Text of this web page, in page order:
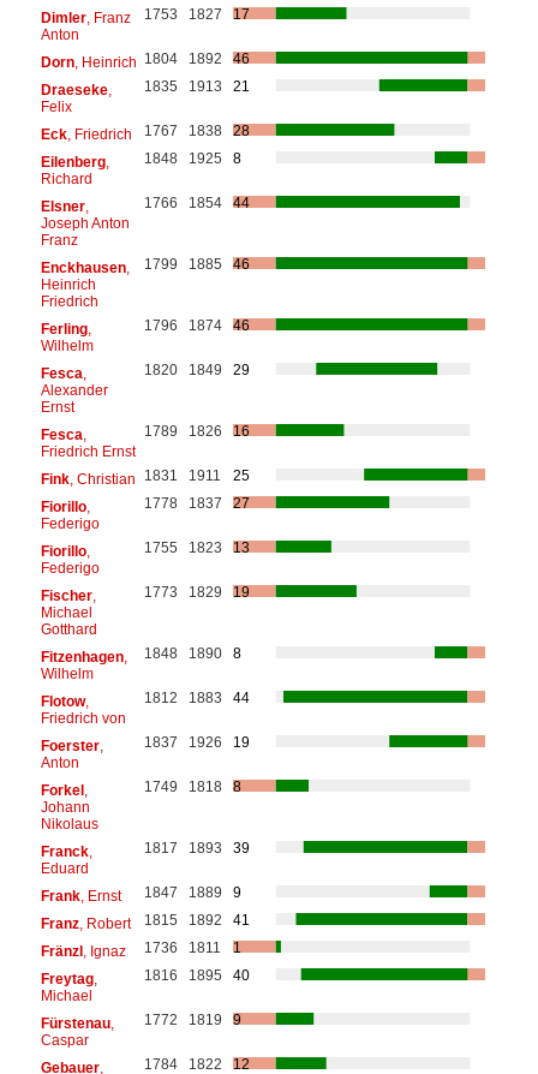
Dimler, Franz
Anton
1753 1827 17
Dorn, Heinrich 1804 1892
46
Draeseke,
Felix
1835 1913 21
Eck, Friedrich 1767 1838
28
Eilenberg,
Richard
1848 1925 8
Elsner,
Joseph Anton
Franz
1766 1854 44
Enckhausen,
Heinrich
Friedrich
1799 1885 46
Ferling,
Wilhelm
1796 1874 46
Fesca
Alexander
Ernst
1820 1849 29
Fesca
Friedrich Ernst
1789 1826 16
Fink, Christian 1831 1911
25
Fiorillo,
Federigo
1778 1837 27
Fiorillo,
Federigo
1755 1823 13
Fischer,
Michael
Gotthard
1773 1829 19
Fitzenhagen,
Wilhelm
1848 1890 8
Flotow,
Friedrich von
1812 1883 44
Foerster,
Anton
1837 1926 19
Forkel,
Johann
Nikolaus
1749 1818 8
Franck,
Eduard
1817 1893 39
Frank, Ernst 1847 1889
9
Franz, Robert 1815 1892
41
Fränzl, Ignaz 1736 1811
1
Freytag,
Michael
1816 1895 40
Fürstenau,
Caspar
1772 1819 9
Gebauer, 1784 1822 12